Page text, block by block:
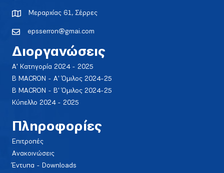
Μεραρχίας 61, Σέρρες
epsserron@gmai.com
Διοργανώσεις
Α' Κατηγορία 2024 - 2025
Β MACRON - Α' Όμιλος 2024-25
Β MACRON - Β' Όμιλος 2024-25
Κύπελλο 2024 - 2025
Πληροφορίες
Επιτροπές
Ανακοινώσεις
Έντυπα - Downloads